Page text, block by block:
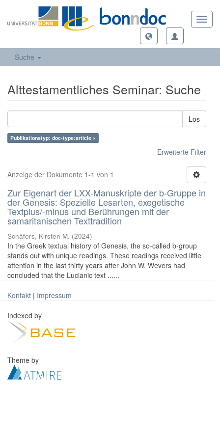
Suche
Alttestamentliches Seminar: Suche
Los
Publikationstyp: doc-type:article ×
Erweiterte Filter
Anzeige der Dokumente 1-1 von 1
Zur Eigenart der LXX-Manuskripte der b-Gruppe in
der Genesis: Spezielle Lesarten, exegetische
Textplus/-minus und Berührungen mit der
samaritanischen Texttradition
Schäfers, Kirsten M. (2024)
In the Greek textual history of Genesis, the so-called b-group
stands out with unique readings. These readings received little
attention in the last thirty years after John W. Wevers had
concluded that the Lucianic text ......
Kontakt | Impressum
Indexed by
Theme by